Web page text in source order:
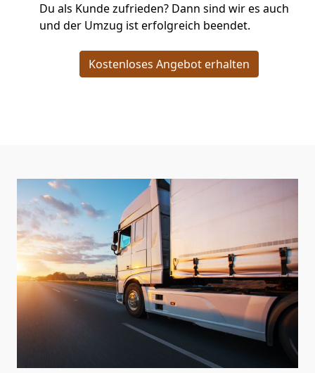
Du als Kunde zufrieden? Dann sind wir es auch
und der Umzug ist erfolgreich beendet.
Kostenloses Angebot erhalten